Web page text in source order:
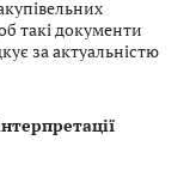
такі документи
за актуальністю